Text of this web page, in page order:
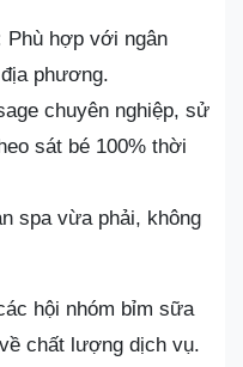
Phù hợp với ngân
phương.
chuyên nghiệp, sử
sát bé 100% thời
spa vừa phải, không
hội nhóm bỉm sữa
chất lượng dịch vụ.